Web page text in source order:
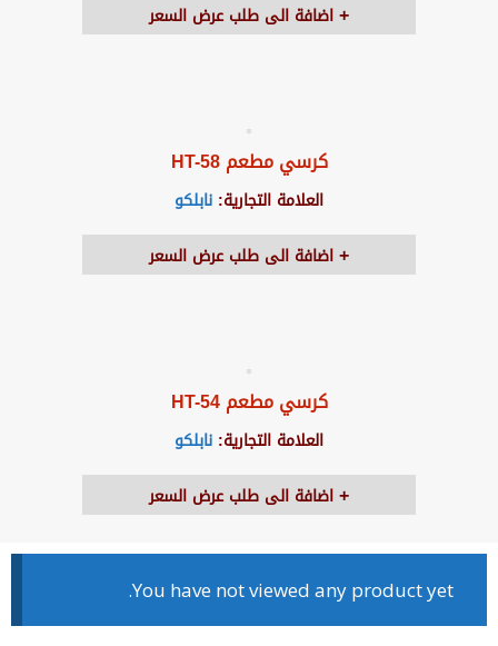
اضافة الى طلب عرض السعر
كرسي مطعم HT-58
العلامة التجارية: نابلكو
اضافة الى طلب عرض السعر
كرسي مطعم HT-54
العلامة التجارية: نابلكو
اضافة الى طلب عرض السعر
You have not viewed any product yet.